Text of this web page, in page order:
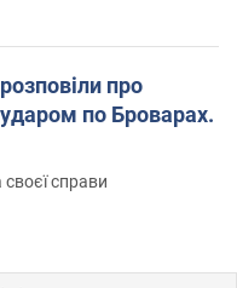
про
ударом по Броварах.
справи